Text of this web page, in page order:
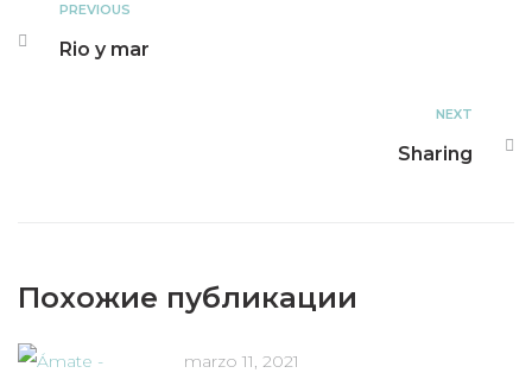
PREVIOUS
Rio y mar
NEXT
Sharing
Похожие публикации
marzo 11, 2021